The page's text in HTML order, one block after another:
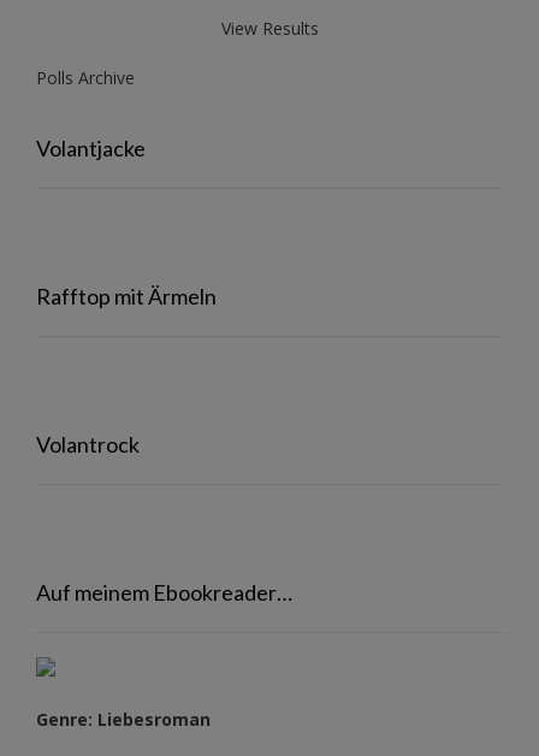
View Results
Polls Archive
Volantjacke
Rafftop mit Ärmeln
Volantrock
Auf meinem Ebookreader…
Genre: Liebesroman